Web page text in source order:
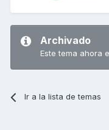
Archivado
Este tema ahora
Ir a la lista de temas